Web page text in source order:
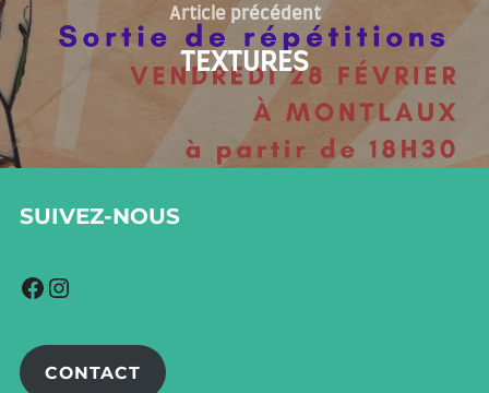
de
l’article
Article
précédent
Article précédent
TEXTURES
SUIVEZ-NOUS
Facebook
Instagram
CONTACT